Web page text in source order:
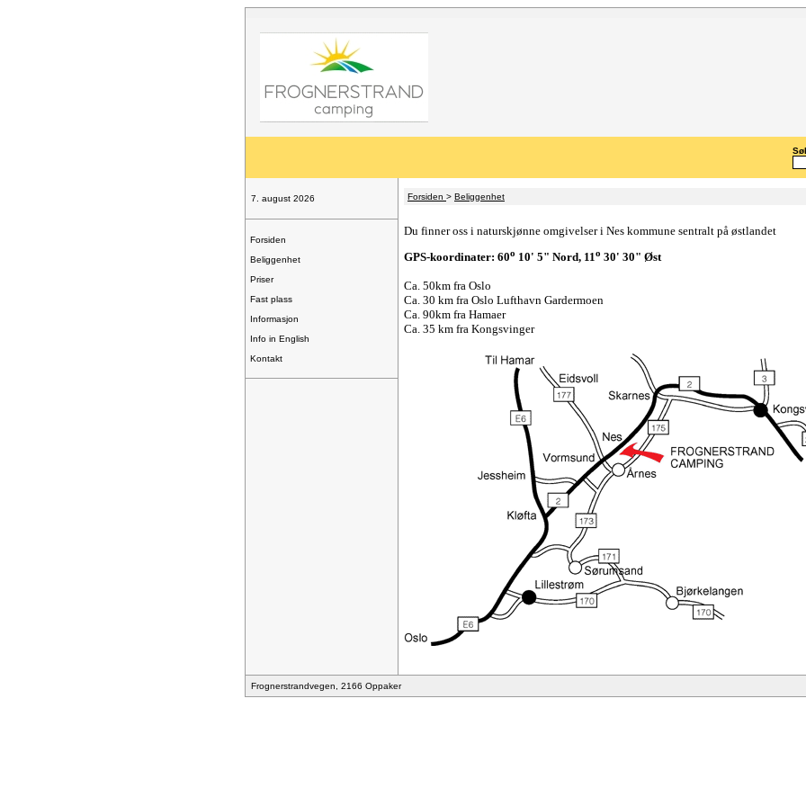
7. august 2026
Forsiden
Beliggenhet
Priser
Fast plass
Informasjon
Info in English
Kontakt
Forsiden > Beliggenhet
Du finner oss i naturskjønne omgivelser i Nes kommune sentralt på østlandet
GPS-koordinater: 60o 10' 5" Nord, 11o 30' 30" Øst
Ca. 50km fra Oslo
Ca. 30 km fra Oslo Lufthavn Gardermoen
Ca. 90km fra Hamaer
Ca. 35 km fra Kongsvinger
Frognerstrandvegen, 2166 Oppaker